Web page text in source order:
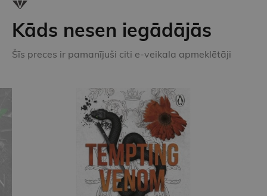
Kāds nesen iegādājās
Šīs preces ir pamanījuši citi e-veikala apmeklētāji